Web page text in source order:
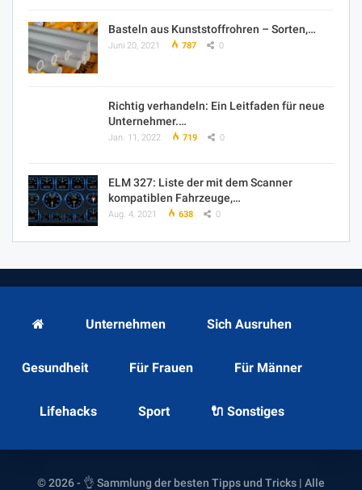
Basteln aus Kunststoffrohren – Sorten,…
Juni 20, 2021 787 0
Richtig verhandeln: Ein Leitfaden für neue
Unternehmer.…
Jan. 11, 2022 719 0
ELM 327: Liste der mit dem Scanner
kompatiblen Fahrzeuge,…
Aug. 4, 2021 638 0
Unternehmen Sich Ausruhen
Gesundheit Für Frauen Für Männer
Lifehacks Sport 🔌 Sonstiges
© 2026 - 👌 Sammlung der besten Tipps und Tricks | Alle